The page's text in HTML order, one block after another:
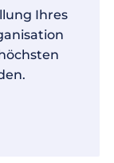
Ihres